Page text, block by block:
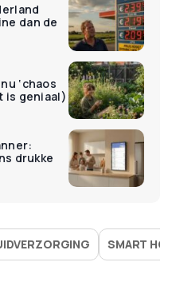
dan de
‘chaos
is geniaal)
drukke
SMART